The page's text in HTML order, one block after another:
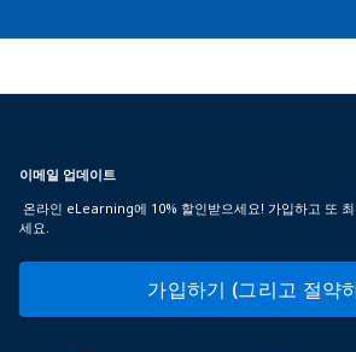
이메일 업데이트
온라인 eLearning에 10% 할인받으세요! 가입하고 또
세요.
가입하기 (그리고 절약